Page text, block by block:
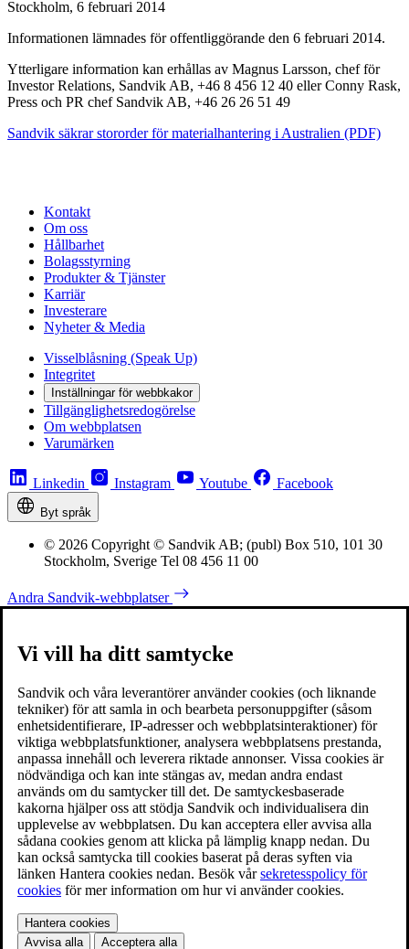
Stockholm, 6 februari 2014
Informationen lämnades för offentliggörande den 6 februari 2014.
Ytterligare information kan erhållas av Magnus Larsson, chef för
Investor Relations, Sandvik AB, +46 8 456 12 40 eller Conny Rask,
Press och PR chef Sandvik AB, +46 26 26 51 49
Sandvik säkrar stororder för materialhantering i Australien (PDF)
Kontakt
Om oss
Hållbarhet
Bolagsstyrning
Produkter & Tjänster
Karriär
Investerare
Nyheter & Media
Visselblåsning (Speak Up)
Integritet
Inställningar för webbkakor
Tillgänglighetsredogörelse
Om webbplatsen
Varumärken
Linkedin Instagram Youtube Facebook
Byt språk
© 2026 Copyright © Sandvik AB; (publ) Box 510, 101 30
Stockholm, Sverige Tel 08 456 11 00
Andra Sandvik-webbplatser
Vi vill ha ditt samtycke
Sandvik och våra leverantörer använder cookies (och liknande
tekniker) för att samla in och bearbeta personuppgifter (såsom
enhetsidentifierare, IP-adresser och webbplatsinteraktioner) för
viktiga webbplatsfunktioner, analysera webbplatsens prestanda,
anpassa innehåll och leverera riktade annonser. Vissa cookies är
nödvändiga och kan inte stängas av, medan andra endast
används om du samtycker till det. De samtyckesbaserade
kakorna hjälper oss att stödja Sandvik och individualisera din
upplevelse av webbplatsen. Du kan acceptera eller avvisa alla
sådana cookies genom att klicka på lämplig knapp nedan. Du
kan också samtycka till cookies baserat på deras syften via
länken Hantera cookies nedan. Besök vårsekretesspolicy för
cookies för mer information om hur vi använder cookies.
Hantera cookies
Avvisa alla
Acceptera alla